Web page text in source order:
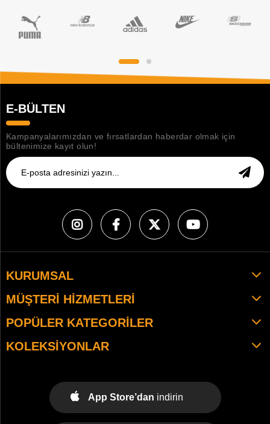
E-BÜLTEN
Kampanyalarımızdan ve fırsatlardan haberdar olmak için
bültenimize kayıt olun!
KURUMSAL
MÜŞTERI HIZMETLERI
POPÜLER KATEGORILER
KOLEKSIYONLAR
App Store’dan indirin